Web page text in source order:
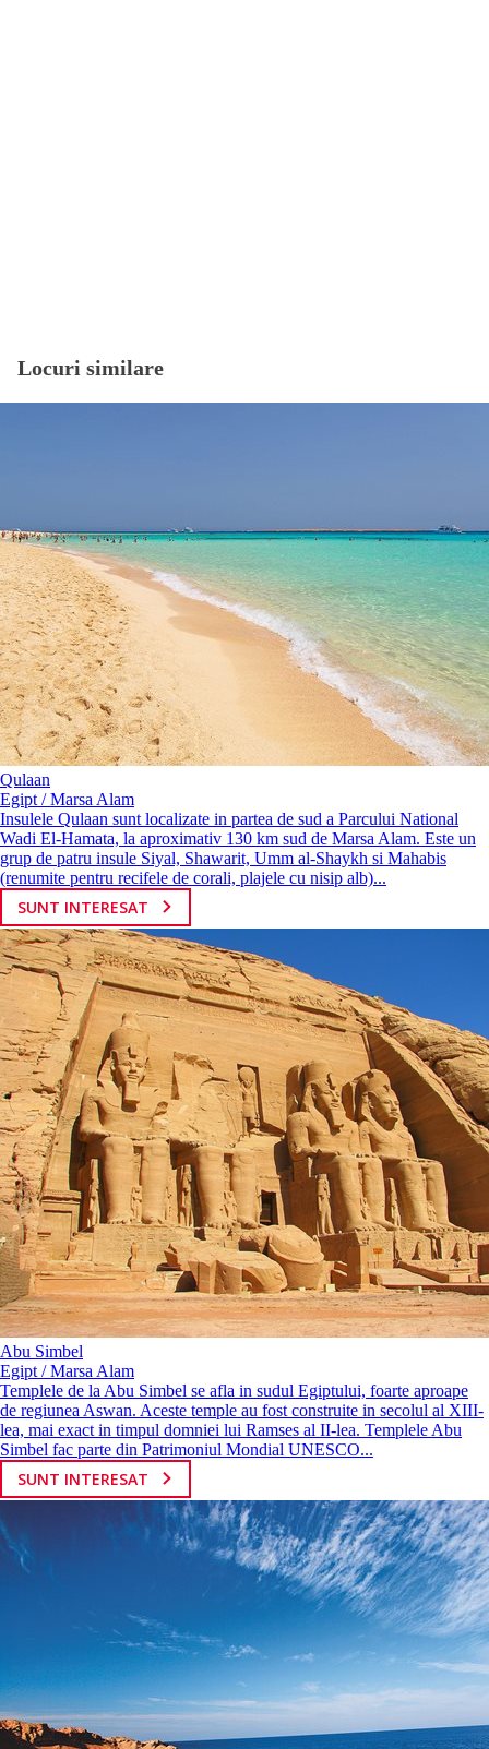
Locuri similare
Qulaan
Egipt / Marsa Alam
Insulele Qulaan sunt localizate in partea de sud a Parcului National
Wadi El-Hamata, la aproximativ 130 km sud de Marsa Alam. Este un
grup de patru insule Siyal, Shawarit, Umm al-Shaykh si Mahabis
(renumite pentru recifele de corali, plajele cu nisip alb)...
SUNT INTERESAT
Abu Simbel
Egipt / Marsa Alam
Templele de la Abu Simbel se afla in sudul Egiptului, foarte aproape
de regiunea Aswan. Aceste temple au fost construite in secolul al XIII-
lea, mai exact in timpul domniei lui Ramses al II-lea. Templele Abu
Simbel fac parte din Patrimoniul Mondial UNESCO...
SUNT INTERESAT